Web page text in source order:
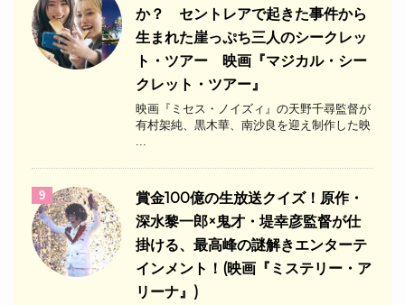
か？ セントレアで起きた事件から
生まれた崖っぷち三人のシークレッ
ト・ツアー 映画『マジカル・シー
クレット・ツアー』
映画『ミセス・ノイズィ』の天野千尋監督が
有村架純、黒木華、南沙良を迎え制作した映
9
​賞金100億の生放送クイズ！原作・
深水黎一郎×鬼才・堤幸彦監督が仕
掛ける、最高峰の謎解きエンターテ
インメント！(映画『ミステリー・ア
リーナ』)